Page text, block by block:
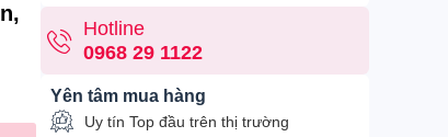
Hotline
0968 29 1122
Yên tâm mua hàng
Uy tín Top đầu trên thị trường